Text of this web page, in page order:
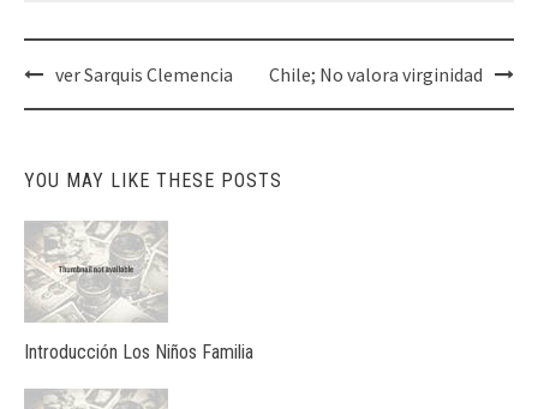
Post
navigation
ver Sarquis Clemencia Chile; No valora virginidad
YOU MAY LIKE THESE POSTS
Introducción Los Niños Familia